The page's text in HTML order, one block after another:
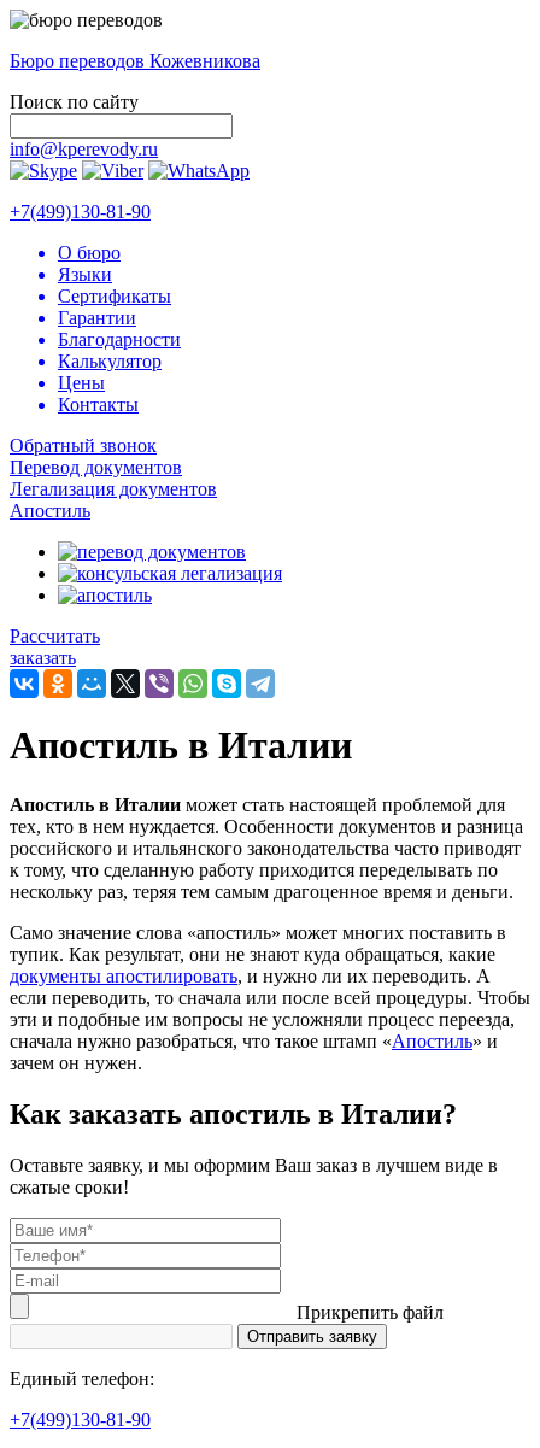
Бюро переводов Кожевникова
Поиск по сайту
info@kperevody.ru
+7(499)130-81-90
О бюро
Языки
Сертификаты
Гарантии
Благодарности
Калькулятор
Цены
Контакты
Обратный звонок
Перевод документов
Легализация документов
Апостиль
Рассчитать
заказать
Апостиль в Италии
Апостиль в Италии может стать настоящей проблемой для
тех, кто в нем нуждается. Особенности документов и разница
российского и итальянского законодательства часто приводят
к тому, что сделанную работу приходится переделывать по
нескольку раз, теряя тем самым драгоценное время и деньги.
Само значение слова «апостиль» может многих поставить в
тупик. Как результат, они не знают куда обращаться, какие
документы апостилировать, и нужно ли их переводить. А
если переводить, то сначала или после всей процедуры. Чтобы
эти и подобные им вопросы не усложняли процесс переезда,
сначала нужно разобраться, что такое штамп «Апостиль» и
зачем он нужен.
Как заказать апостиль в Италии?
Оставьте заявку, и мы оформим Ваш заказ в лучшем виде в
сжатые сроки!
Прикрепить файл
Единый телефон:
+7(499)130-81-90